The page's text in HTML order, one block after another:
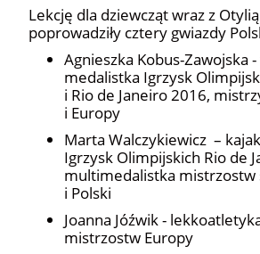
Lekcję dla dziewcząt wraz z
poprowadziły cztery gwiazdy
Agnieszka Kobus-Zawojska
medalistka Igrzysk
i Rio de Janeiro 2016,
i Europy
Marta Walczykiewicz –
Igrzysk Olimpijskich Rio de
multimedalistka mistrzostw
i Polski
Joanna Jóźwik -
mistrzostw Europy